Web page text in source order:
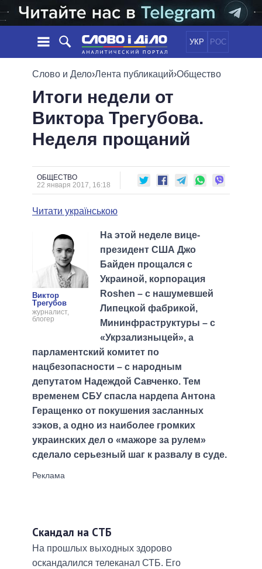
УКР РОС
НОВОСТИ
ЛЕНТА
СОБЫТИЯ
СТАТЬИ
МНЕНИЯ
ОБЗОРЫ
ДАЙДЖЕСТЫ
ПОЛИТИКА
ЭКОНОМИКА
ОБЩЕСТВО
МИР
ОБЕЩАНИЯ
ПОЛИТИКИ
ВСЕ ПОЛИТИКИ
ПРЕЗИДЕНТ И ОФИС
ВЕРХОВНАЯ РАДА
МЭРЫ
ВСЕ ПЕРСОНЫ
ИНФОГРАФИКА
ВИДЕО
СРАВНЕНИЕ ПОЛИТИКОВ
Слово и Дело›Лента публикаций›Общество
Итоги недели от
Виктора Трегубова.
Неделя прощаний
ОБЩЕСТВО
22 января 2017, 16:18
Читати українською
Виктор
Трегубов
журналист,
блогер
На этой неделе вице-
президент США Джо
Байден прощался с
Украиной, корпорация
Roshen – с нашумевшей
Липецкой фабрикой,
Мининфраструктуры – с
«Укрзализныцей», а
парламентский комитет по
нацбезопасности – с народным
депутатом Надеждой Савченко. Тем
временем СБУ спасла нардепа Антона
Геращенко от покушения засланных
зэков, а одно из наиболее громких
украинских дел о «мажоре за рулем»
сделало серьезный шаг к развалу в суде.
Скандал на СТБ
На прошлых выходных здорово
оскандалился телеканал СТБ. Его